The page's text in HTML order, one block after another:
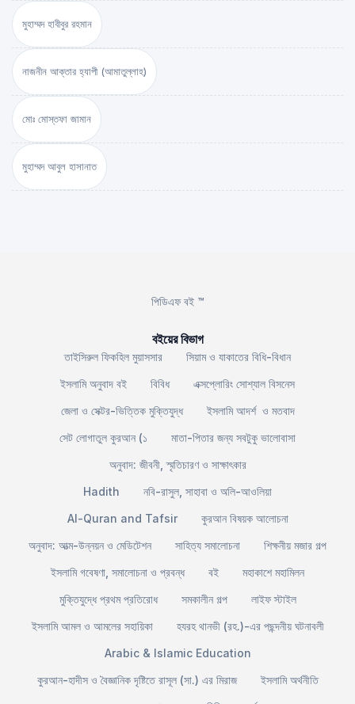
মুহাম্মদ হাবীবুর রহমান
নাজনীন আক্তার হ্যাপী (আমাতুল্লাহ)
মোঃ মোস্তফা জামান
মুহাম্মদ আবুল হাসানাত
পিডিএফ বই ™
বইয়ের বিভাগ
তাইসিরুল ফিকহিল মুয়াসসার
সিয়াম ও যাকাতের বিধি-বিধান
ইসলামি অনুবাদ বই
বিবিধ
এক্সপ্লোরিং সোশ্যাল বিসনেস
জেলা ও সেক্টর-ভিত্তিক মুক্তিযুদ্ধ
ইসলামি আদর্শ ও মতবাদ
সেট লোগাতুল কুরআন (১
মাতা-পিতার জন্য সবটুকু ভালোবাসা
অনুবাদ: জীবনী, স্মৃতিচারণ ও সাক্ষাৎকার
Hadith
নবি-রাসুল, সাহাবা ও অলি-আওলিয়া
Al-Quran and Tafsir
কুরআন বিষয়ক আলোচনা
অনুবাদ: আত্ম-উন্নয়ন ও মেডিটেশন
সাহিত্য সমালোচনা
শিক্ষনীয় মজার গল্প
ইসলামি গবেষণা, সমালোচনা ও প্রবন্ধ
বই
মহাকাশে মহামিলন
মুক্তিযুদ্ধে প্রথম প্রতিরোধ
সমকালীন গল্প
লাইফ স্টাইল
ইসলামি আমল ও আমলের সহায়িকা
হযরহ থানভী (রহ.)-এর পছন্দনীয় ঘটনাবলী
Arabic & Islamic Education
কুরআন-হাদীস ও বৈজ্ঞানিক দৃষ্টিতে রাসূল (সা.) এর মিরাজ
ইসলামি অর্থনীতি